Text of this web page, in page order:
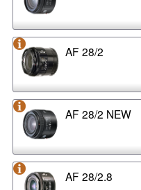
AF 28/2
AF 28/2 NEW
AF 28/2.8